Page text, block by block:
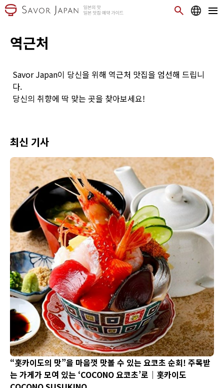
역근처
Savor Japan이 당신을 위해 역근처 맛집을 엄선해 드립니
다.
당신의 취향에 딱 맞는 곳을 찾아보세요!
최신 기사
“홋카이도의 맛”을 마음껏 맛볼 수 있는 요코초 순회! 주목받
는 가게가 모여 있는 ‘COCONO 요코초’로｜홋카이도